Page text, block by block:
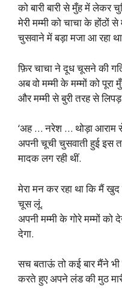
को बारी बारी से मुँह में लेकर
मेरी मम्मी को चाचा के होंठों
चुसवाने में बड़ा मजा आ रहा
फ़िर चाचा ने दूध चूसने की
अब वो मम्मी के मम्मों को
और मम्मी से बुरी तरह से
‘अह … नरेश … थोड़ा आराम
अपनी चूची चुसवाती हुई इस
मादक लग रही थीं.
मेरा मन कर रहा था कि मैं
चूस लूं.
अपनी मम्मी के गोरे मम्मों को
देगा.
सच बताऊं तो कई बार मैंने
करते हुए अपने लंड की मुठ